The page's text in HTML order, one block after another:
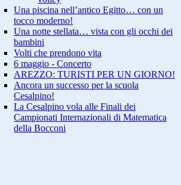
Una piscina nell’antico Egitto… con un
tocco moderno!
Una notte stellata… vista con gli occhi dei
bambini
Volti che prendono vita
6 maggio - Concerto
AREZZO: TURISTI PER UN GIORNO!
Ancora un successo per la scuola
Cesalpino!
La Cesalpino vola alle Finali dei
Campionati Internazionali di Matematica
della Bocconi